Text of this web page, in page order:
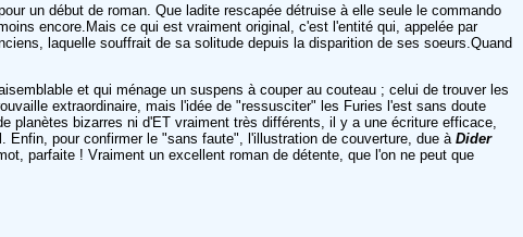
un début de roman. Que ladite rescapée détruise à elle seule le commando
encore.Mais ce qui est vraiment original, c'est l'entité qui, appelée par
laquelle souffrait de sa solitude depuis la disparition de ses soeurs.Quand
et qui ménage un suspens à couper au couteau ; celui de trouver les
extraordinaire, mais l'idée de "ressusciter" les Furies l'est sans doute
planètes bizarres ni d'ET vraiment très différents, il y a une écriture efficace,
pour confirmer le "sans faute", l'illustration de couverture, due à Dider
parfaite ! Vraiment un excellent roman de détente, que l'on ne peut que